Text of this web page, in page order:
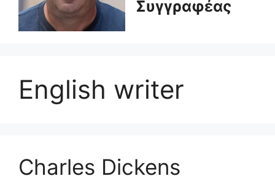
Συγγραφέας
English writer
Charles Dickens